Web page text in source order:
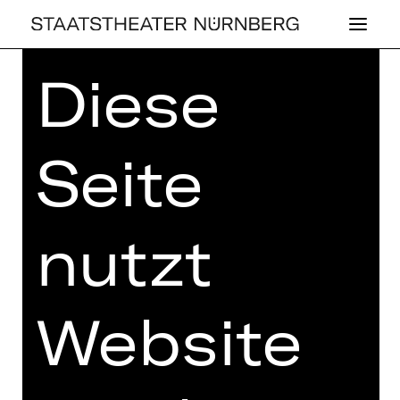
Home >
2026/2027> Kammerspiele-Abo
Mittwoch: K21
KAMMERSPIELE-ABO
MITTWOCH: K21
Preisklassen Erw.:
II 86,40 €
III 71,20 €
Diese
Seite
nutzt
Website